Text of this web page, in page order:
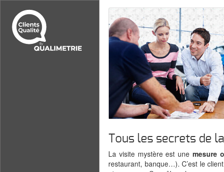
Tous les secrets de
La visite mystère est une mesure
restaurant, banque…). C’est le